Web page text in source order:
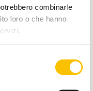
combinarle
loro o che hanno